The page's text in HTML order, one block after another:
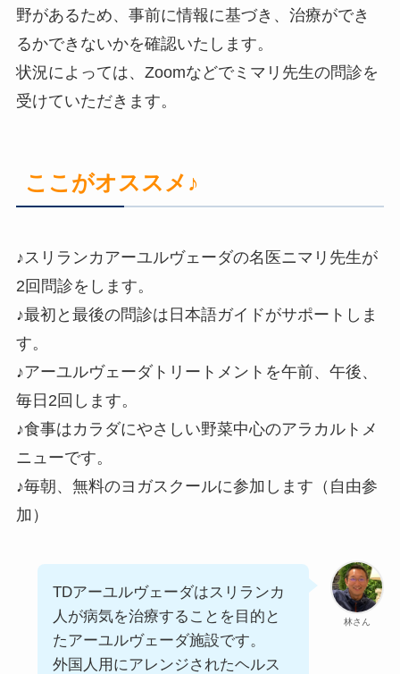
野があるため、事前に情報に基づき、治療ができ
るかできないかを確認いたします。
状況によっては、Zoomなどでミマリ先生の問診を
受けていただきます。
ここがオススメ♪
♪スリランカアーユルヴェーダの名医ニマリ先生が
2回問診をします。
♪最初と最後の問診は日本語ガイドがサポートしま
す。
♪アーユルヴェーダトリートメントを午前、午後、
毎日2回します。
♪食事はカラダにやさしい野菜中心のアラカルトメ
ニューです。
♪毎朝、無料のヨガスクールに参加します（自由参
加）
林さん
TDアーユルヴェーダはスリランカ
人が病気を治療することを目的と
たアーユルヴェーダ施設です。
外国人用にアレンジされたヘルス